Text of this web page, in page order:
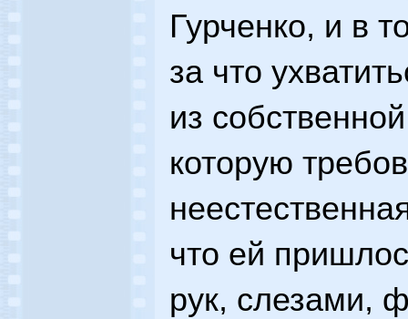
Гурченко, и в
за что
из
которую
что ей
рук, слезами,